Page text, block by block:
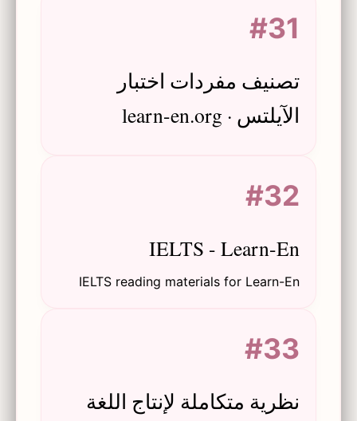
اكتساب اللغة.
#31
تصنيف مفردات اختبار
الآيلتس · learn-en.org
#32
IELTS - Learn-En
IELTS reading materials for Learn-En
#33
نظرية متكاملة لإنتاج اللغة